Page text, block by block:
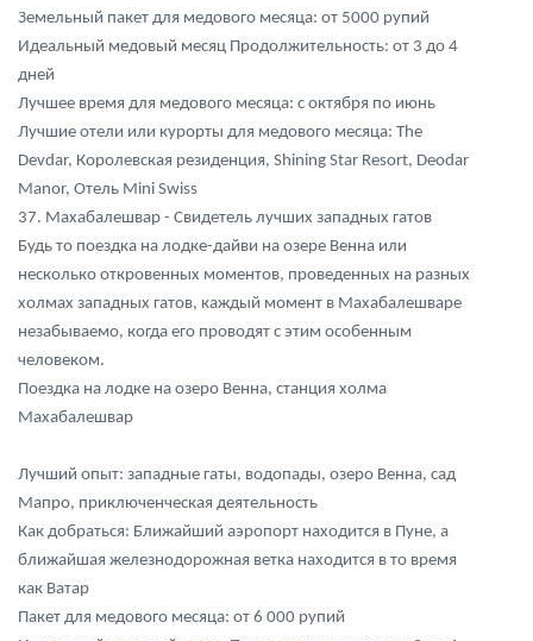
Земельный пакет для медового месяца: от 5000 рупий
Идеальный медовый месяц Продолжительность: от 3 до 4
дней
Лучшее время для медового месяца: с октября по июнь
Лучшие отели или курорты для медового месяца: The
Devdar, Королевская резиденция, Shining Star Resort, Deodar
Manor, Отель Mini Swiss
37. Махабалешвар - Свидетель лучших западных гатов
Будь то поездка на лодке-дайви на озере Венна или
несколько откровенных моментов, проведенных на разных
холмах западных гатов, каждый момент в Махабалешваре
незабываемо, когда его проводят с этим особенным
человеком.
Поездка на лодке на озеро Венна, станция холма
Махабалешвар
Лучший опыт: западные гаты, водопады, озеро Венна, сад
Мапро, приключенческая деятельность
Как добраться: Ближайший аэропорт находится в Пуне, а
ближайшая железнодорожная ветка находится в то время
как Ватар
Пакет для медового месяца: от 6 000 рупий